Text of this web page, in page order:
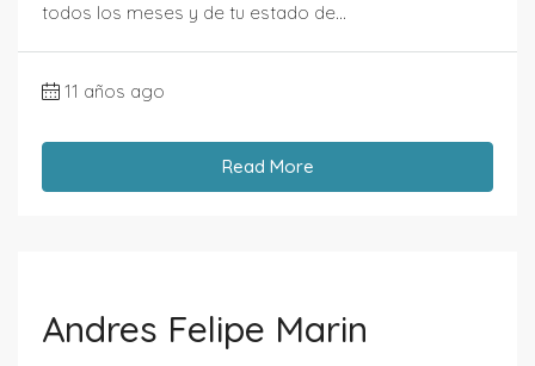
todos los meses y de tu estado de...
11 años ago
Read More
Andres Felipe Marin